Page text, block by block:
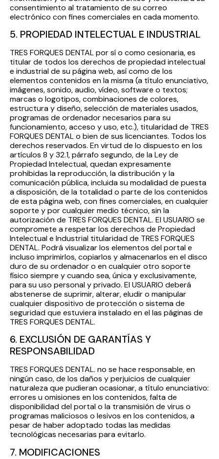
consentimiento al tratamiento de su correo
electrónico con fines comerciales en cada momento.
5. PROPIEDAD INTELECTUAL E INDUSTRIAL
TRES FORQUES DENTAL por sí o como cesionaria, es
titular de todos los derechos de propiedad intelectual
e industrial de su página web, así como de los
elementos contenidos en la misma (a título enunciativo,
imágenes, sonido, audio, vídeo, software o textos;
marcas o logotipos, combinaciones de colores,
estructura y diseño, selección de materiales usados,
programas de ordenador necesarios para su
funcionamiento, acceso y uso, etc.), titularidad de TRES
FORQUES DENTAL o bien de sus licenciantes. Todos los
derechos reservados. En virtud de lo dispuesto en los
artículos 8 y 32.1, párrafo segundo, de la Ley de
Propiedad Intelectual, quedan expresamente
prohibidas la reproducción, la distribución y la
comunicación pública, incluida su modalidad de puesta
a disposición, de la totalidad o parte de los contenidos
de esta página web, con fines comerciales, en cualquier
soporte y por cualquier medio técnico, sin la
autorización de TRES FORQUES DENTAL. El USUARIO se
compromete a respetar los derechos de Propiedad
Intelectual e Industrial titularidad de TRES FORQUES
DENTAL. Podrá visualizar los elementos del portal e
incluso imprimirlos, copiarlos y almacenarlos en el disco
duro de su ordenador o en cualquier otro soporte
físico siempre y cuando sea, única y exclusivamente,
para su uso personal y privado. El USUARIO deberá
abstenerse de suprimir, alterar, eludir o manipular
cualquier dispositivo de protección o sistema de
seguridad que estuviera instalado en el las páginas de
TRES FORQUES DENTAL.
6. EXCLUSIÓN DE GARANTÍAS Y
RESPONSABILIDAD
TRES FORQUES DENTAL. no se hace responsable, en
ningún caso, de los daños y perjuicios de cualquier
naturaleza que pudieran ocasionar, a título enunciativo:
errores u omisiones en los contenidos, falta de
disponibilidad del portal o la transmisión de virus o
programas maliciosos o lesivos en los contenidos, a
pesar de haber adoptado todas las medidas
tecnológicas necesarias para evitarlo.
7. MODIFICACIONES